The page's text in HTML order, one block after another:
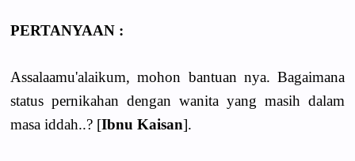
PERTANYAAN :
Assalaamu'alaikum, mohon bantuan nya. Bagaimana
status pernikahan dengan wanita yang masih dalam
masa iddah..? [Ibnu Kaisan].